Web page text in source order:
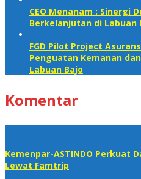
CEO Menanam : Sinergi
Berkelanjutan di Labuan
FGD Pilot Project
Penguatan Kemanan
Labuan Bajo
Komentar
Kemenpar-ASTINDO Perkuat
Lewat Famtrip